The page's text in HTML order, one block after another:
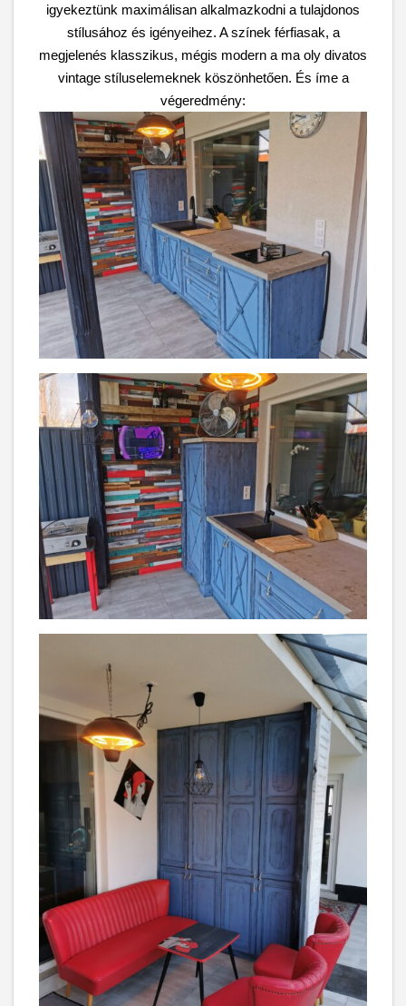
igyekeztünk maximálisan alkalmazkodni a tulajdonos
stílusához és igényeihez. A színek férfiasak, a
megjelenés klasszikus, mégis modern a ma oly divatos
vintage stíluselemeknek köszönhetően. És íme a
végeredmény: